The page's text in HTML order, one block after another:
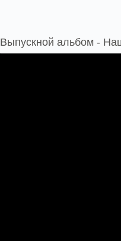
Выпускной альбом -